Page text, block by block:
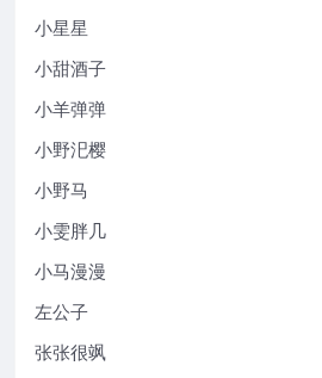
小星星
小甜酒子
小羊弹弹
小野汜樱
小野马
小雯胖几
小马漫漫
左公子
张张很飒